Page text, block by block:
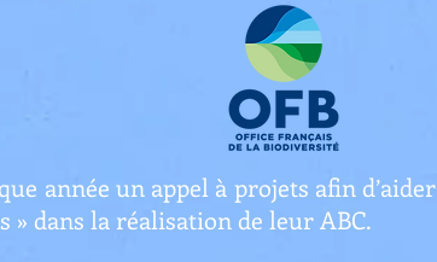
année un appel à projets afin d’aider
dans la réalisation de leur ABC.